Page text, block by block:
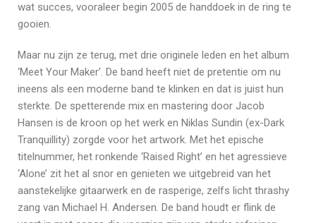
wat succes, vooraleer begin 2005 de handdoek in de ring te
gooien.
Maar nu zijn ze terug, met drie originele leden en het album
‘Meet Your Maker’. De band heeft niet de pretentie om nu
ineens als een moderne band te klinken en dat is juist hun
sterkte. De spetterende mix en mastering door Jacob
Hansen is de kroon op het werk en Niklas Sundin (ex-Dark
Tranquillity) zorgde voor het artwork. Met het epische
titelnummer, het ronkende ‘Raised Right’ en het agressieve
‘Alone’ zit het al snor en genieten we uitgebreid van het
aanstekelijke gitaarwerk en de rasperige, zelfs licht thrashy
zang van Michael H. Andersen. De band houdt er flink de